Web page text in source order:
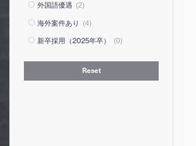
外国語優遇 (2)
海外案件あり (4)
新卒採用（2025年卒） (0)